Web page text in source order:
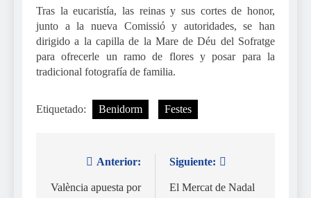
Tras la eucaristía, las reinas y sus cortes de honor,
junto a la nueva Comissió y autoridades, se han
dirigido a la capilla de la Mare de Déu del Sofratge
para ofrecerle un ramo de flores y posar para la
tradicional fotografía de familia.
Etiquetado: Benidorm Festes
Navegación
de
Anterior:
València apuesta por
Siguiente:
El Mercat de Nadal